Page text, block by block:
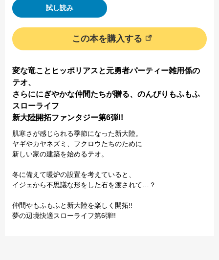
試し読み
この本を購入する
変な竜ことヒッポリアスと元勇者パーティー雑用係の
テオ、
さらににぎやかな仲間たちが贈る、のんびりもふもふ
スローライフ
新大陸開拓ファンタジー第6弾!!
肌寒さが感じられる季節になった新大陸。
ヤギやカヤネズミ、フクロウたちのために
新しい家の建築を始めるテオ。
冬に備えて暖炉の設置を考えていると、
イジェから不思議な形をした石を渡されて…？
仲間やもふもふと新大陸を楽しく開拓!!
夢の辺境快適スローライフ第6弾!!